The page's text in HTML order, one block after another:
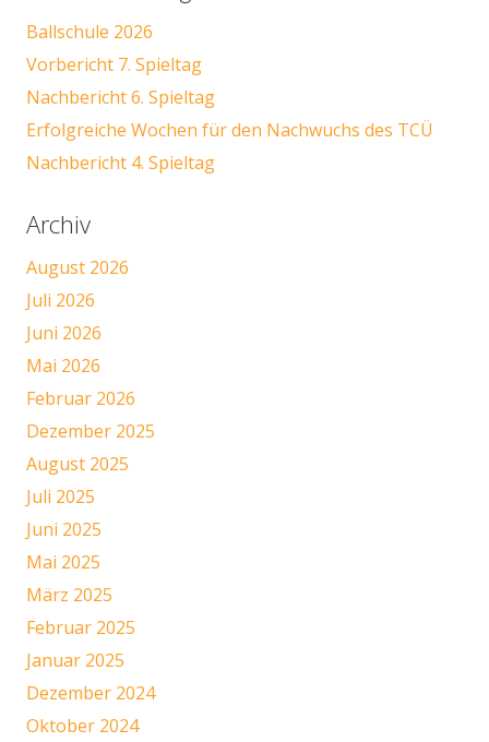
Ballschule 2026
Vorbericht 7. Spieltag
Nachbericht 6. Spieltag
Erfolgreiche Wochen für den Nachwuchs des TCÜ
Nachbericht 4. Spieltag
Archiv
August 2026
Juli 2026
Juni 2026
Mai 2026
Februar 2026
Dezember 2025
August 2025
Juli 2025
Juni 2025
Mai 2025
März 2025
Februar 2025
Januar 2025
Dezember 2024
Oktober 2024